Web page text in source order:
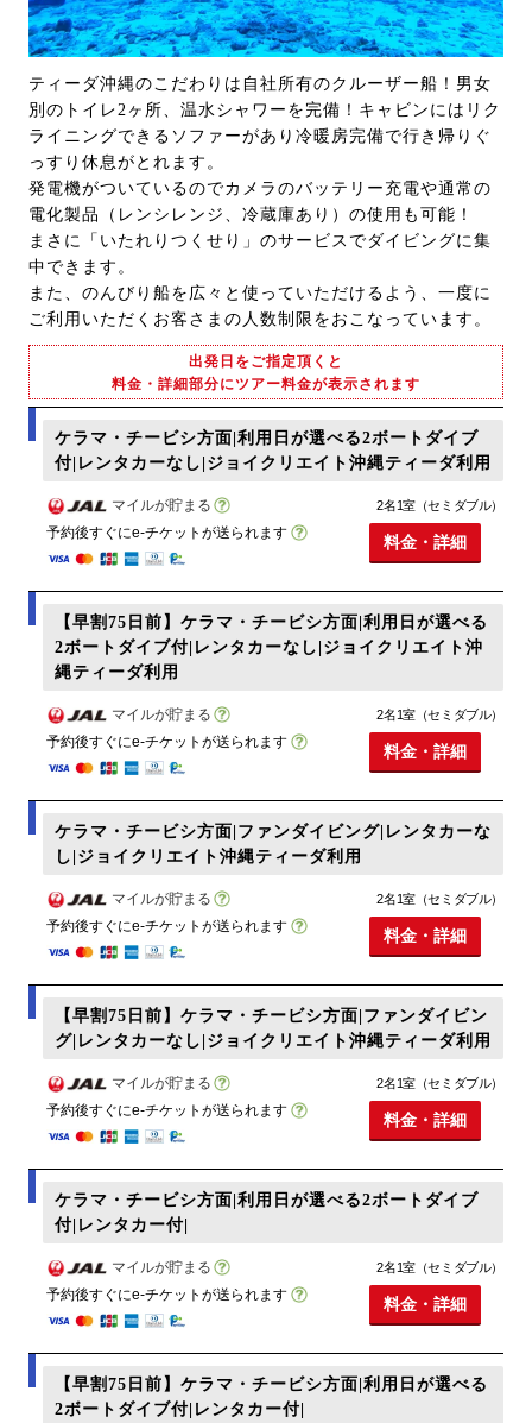
ティーダ沖縄のこだわりは自社所有のクルーザー船！男女
別のトイレ2ヶ所、温水シャワーを完備！キャビンにはリク
ライニングできるソファーがあり冷暖房完備で行き帰りぐ
っすり休息がとれます。
発電機がついているのでカメラのバッテリー充電や通常の
電化製品（レンシレンジ、冷蔵庫あり）の使用も可能！
まさに「いたれりつくせり」のサービスでダイビングに集
中できます。
また、のんびり船を広々と使っていただけるよう、一度に
ご利用いただくお客さまの人数制限をおこなっています。
出発日をご指定頂くと
料金・詳細部分にツアー料金が表示されます
ケラマ・チービシ方面|利用日が選べる2ボートダイブ
付|レンタカーなし|ジョイクリエイト沖縄ティーダ利用
マイルが貯まる
予約後すぐにe-チケットが送られます
2名1室（セミダブル）
料金・詳細
【早割75日前】ケラマ・チービシ方面|利用日が選べる
2ボートダイブ付|レンタカーなし|ジョイクリエイト沖
縄ティーダ利用
マイルが貯まる
予約後すぐにe-チケットが送られます
2名1室（セミダブル）
料金・詳細
ケラマ・チービシ方面|ファンダイビング|レンタカーな
し|ジョイクリエイト沖縄ティーダ利用
マイルが貯まる
予約後すぐにe-チケットが送られます
2名1室（セミダブル）
料金・詳細
【早割75日前】ケラマ・チービシ方面|ファンダイビン
グ|レンタカーなし|ジョイクリエイト沖縄ティーダ利用
マイルが貯まる
予約後すぐにe-チケットが送られます
2名1室（セミダブル）
料金・詳細
ケラマ・チービシ方面|利用日が選べる2ボートダイブ
付|レンタカー付|
マイルが貯まる
予約後すぐにe-チケットが送られます
2名1室（セミダブル）
料金・詳細
【早割75日前】ケラマ・チービシ方面|利用日が選べる
2ボートダイブ付|レンタカー付|